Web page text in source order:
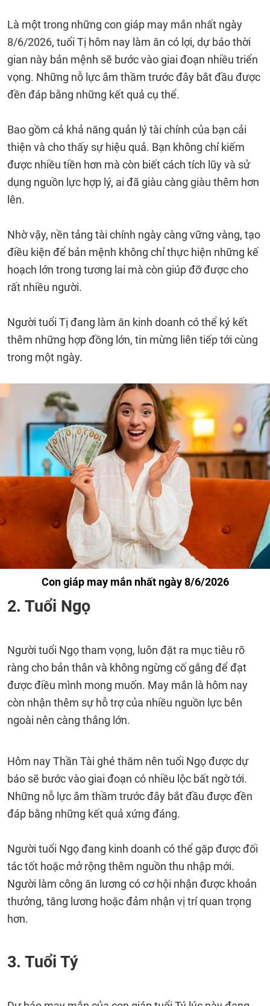
Là một trong những con giáp may mắn nhất ngày
8/6/2026, tuổi Tị hôm nay làm ăn có lợi, dự báo thời
gian này bản mệnh sẽ bước vào giai đoạn nhiều triển
vọng. Những nỗ lực âm thầm trước đây bắt đầu được
đền đáp bằng những kết quả cụ thể.
Bao gồm cả khả năng quản lý tài chính của bạn cải
thiện và cho thấy sự hiệu quả. Bạn không chỉ kiếm
được nhiều tiền hơn mà còn biết cách tích lũy và sử
dụng nguồn lực hợp lý, ai đã giàu càng giàu thêm hơn
lên.
Nhờ vậy, nền tảng tài chính ngày càng vững vàng, tạo
điều kiện để bản mệnh không chỉ thực hiện những kế
hoạch lớn trong tương lai mà còn giúp đỡ được cho
rất nhiều người.
Người tuổi Tị đang làm ăn kinh doanh có thể ký kết
thêm những hợp đồng lớn, tin mừng liên tiếp tới cùng
trong một ngày.
Con giáp may mắn nhất ngày 8/6/2026
2. Tuổi Ngọ
Người tuổi Ngọ tham vọng, luôn đặt ra mục tiêu rõ
ràng cho bản thân và không ngừng cố gắng để đạt
được điều mình mong muốn. May mắn là hôm nay
còn nhận thêm sự hỗ trợ của nhiều nguồn lực bên
ngoài nên càng thắng lớn.
Hôm nay Thần Tài ghé thăm nên tuổi Ngọ được dự
báo sẽ bước vào giai đoạn có nhiều lộc bất ngờ tới.
Những nỗ lực âm thầm trước đây bắt đầu được đền
đáp bằng những kết quả xứng đáng.
Người tuổi Ngọ đang kinh doanh có thể gặp được đối
tác tốt hoặc mở rộng thêm nguồn thu nhập mới.
Người làm công ăn lương có cơ hội nhận được khoản
thưởng, tăng lương hoặc đảm nhận vị trí quan trọng
hơn.
3. Tuổi Tý